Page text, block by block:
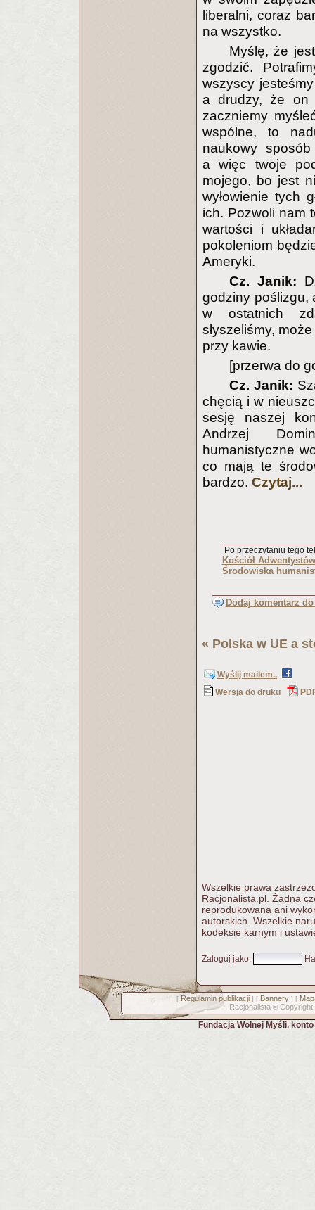
liberalni, coraz
na wszystko.
Myślę, że
zgodzić.
wszyscy
a drudzy, że on
zaczniemy
wspólne, to
naukowy
a więc twoje
mojego, bo jest
wyłowienie tych
ich. Pozwoli nam
wartości i
pokoleniom
Ameryki.
Cz. Janik:
godziny poślizgu,
w ostatnich
słyszeliśmy,
przy kawie.
[przerwa do
Cz. Janik:
chęcią i w
sesję naszej
Andrzej
humanistyczne
co mają te
bardzo. Czytaj...
Po przeczytaniu tego
Kościół
Środowiska
Dodaj komentarz
« Polska w UE a
Wyślij mailem..
Wersja do druku
Wszelkie prawa
Racjonalista.pl. Żadna
reprodukowana ani
autorskich. Wszelkie
kodeksie karnym i
Zaloguj jako:
[ Regulamin publikacji] [ Bannery] [
Racjonalista © Copyright
Fundacja Wolnej Myśli,